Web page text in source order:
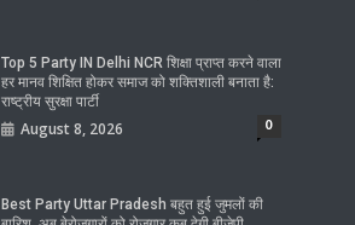
Top 5 Party IN Delhi NCR शिक्षा प्राप्त करने वाला
हर मानव शिक्षित होकर समाज को शक्तिशाली बनाता है:
राष्ट्रीय सुरक्षा पार्टी
August 8, 2026 0
Best Party Uttar Pradesh बहुत हुई जुमलों की